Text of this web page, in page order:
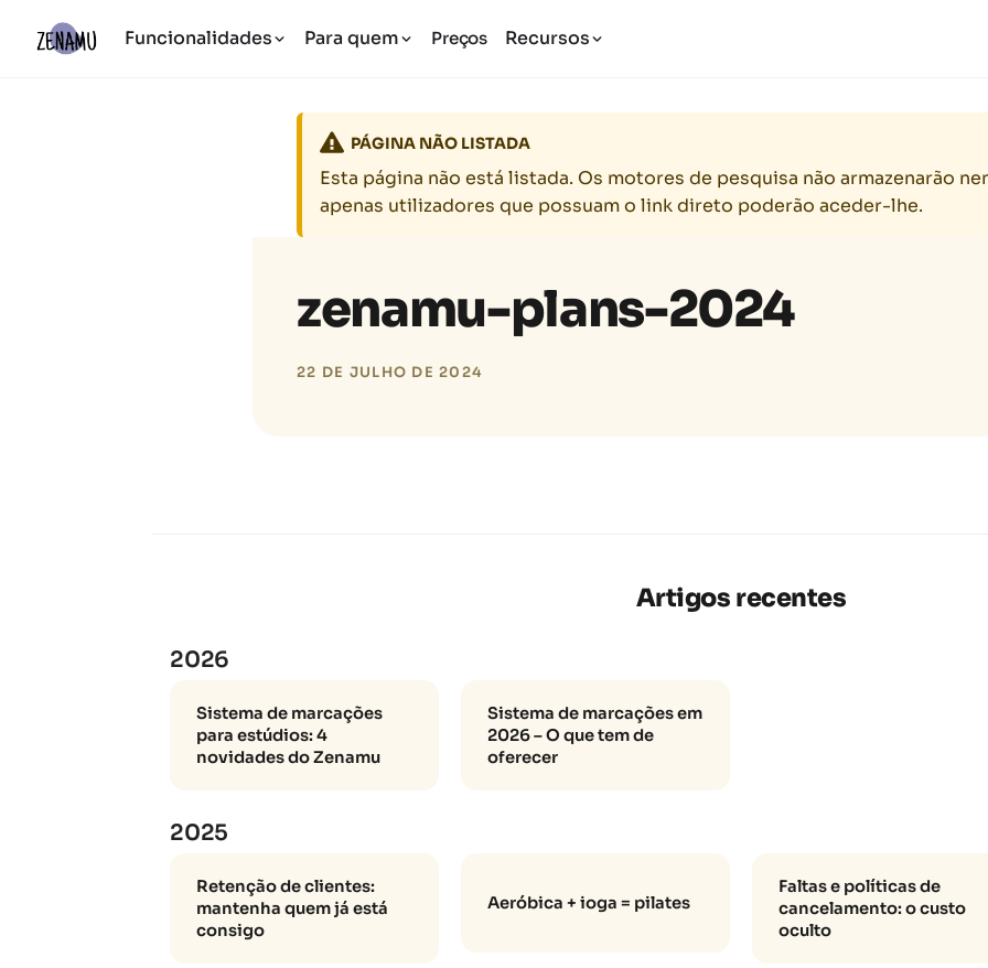
Funcionalidades Para quem Preços Recursos
Artigos recentes
2026
Sistema de marcações
para estúdios: 4
novidades do Zenamu
Sistema de marcações em
2026 – O que tem de
oferecer
2025
Retenção de clientes:
mantenha quem já está
consigo
Aeróbica + ioga = pilates
Faltas e políticas de
cancelamento: o custo
oculto
PÁGINA NÃO LISTADA
Esta página não está listada. Os motores de pesquisa não armazenarão
apenas utilizadores que possuam o link direto poderão aceder-lhe.
zenamu-plans-2024
22 DE JULHO DE 2024